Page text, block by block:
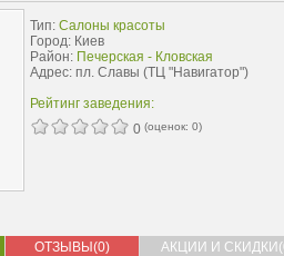
Тип: Салоны красоты
Город: Киев
Район: Печерская - Кловская
Адрес: пл. Славы (ТЦ "Навигатор")
Рейтинг заведения:
0 (оценок: 0)
ОТЗЫВЫ(0) АКЦИИ И